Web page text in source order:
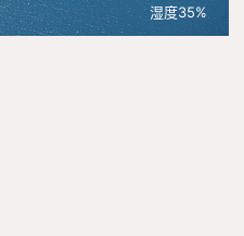
湿度35%